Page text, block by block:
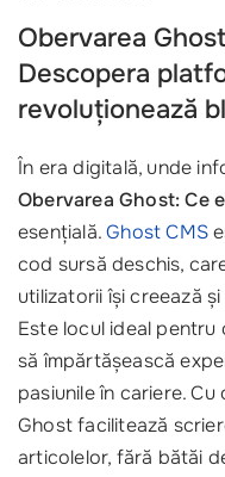
Obervarea
Descopera
revoluționează
În era digitală, unde
Obervarea Ghost: Ce
esențială.Ghost CMS
cod sursă deschis,
utilizatorii își creează
Este locul ideal pentru
să împărtășească
pasiunile în cariere.
Ghost facilitează
articolelor, fără bătăi